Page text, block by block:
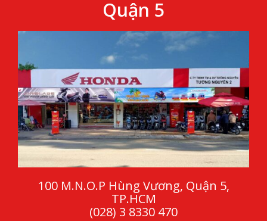
Quận 5
100 M.N.O.P Hùng Vương, Quận 5,
TP.HCM
(028) 3 8330 470